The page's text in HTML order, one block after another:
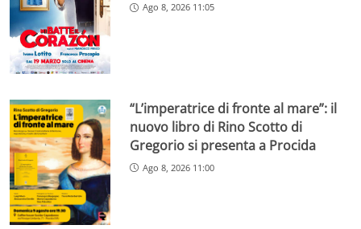
Ago 8, 2026 11:05
“L’imperatrice di fronte al mare”: il
nuovo libro di Rino Scotto di
Gregorio si presenta a Procida
Ago 8, 2026 11:00